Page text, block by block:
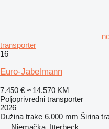
transporter
16
Euro-Jabelmann
7.450 € ≈ 14.570 KM
Poljoprivredni transporter
2026
Dužina trake 6.000 mm Širina